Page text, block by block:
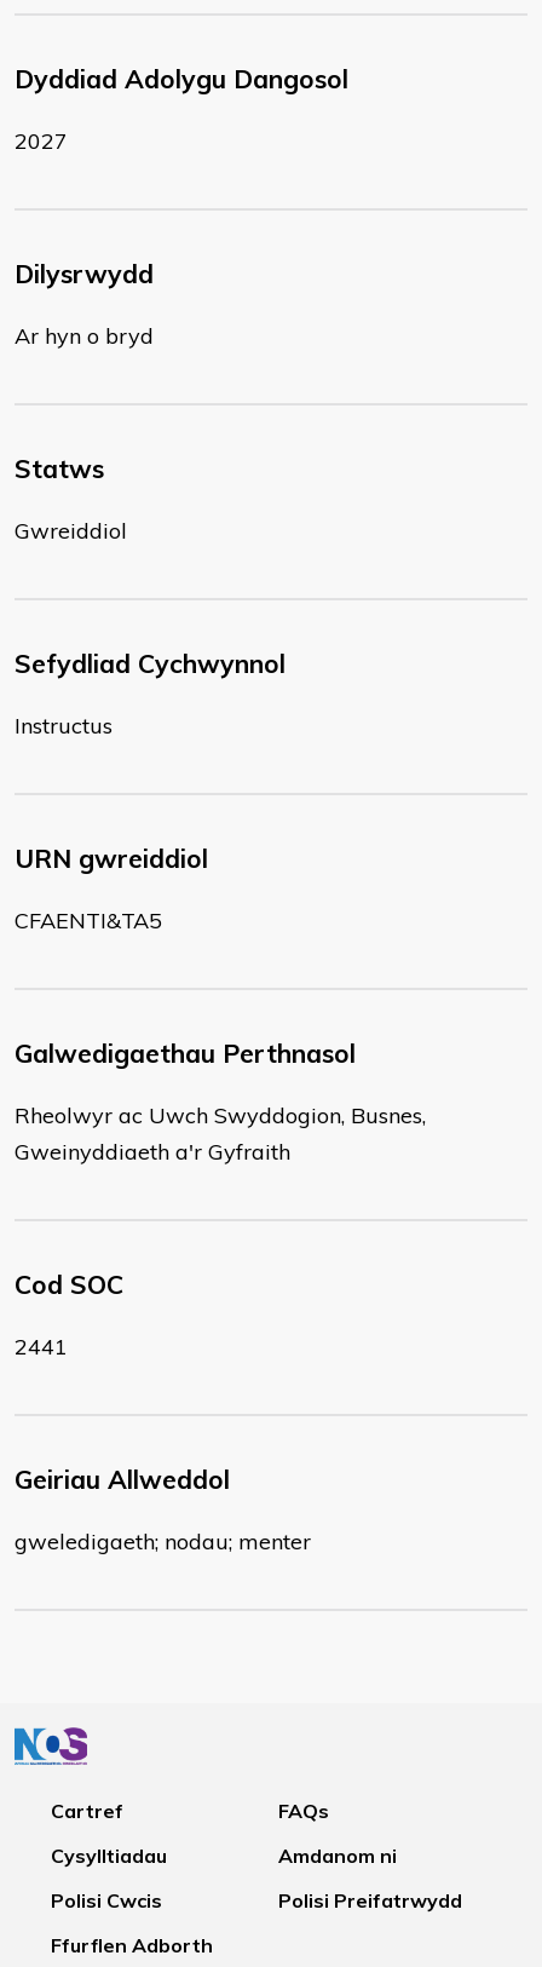
Dyddiad Adolygu Dangosol
2027
Dilysrwydd
Ar hyn o bryd
Statws
Gwreiddiol
Sefydliad Cychwynnol
Instructus
URN gwreiddiol
CFAENTI&TA5
Galwedigaethau Perthnasol
Rheolwyr ac Uwch Swyddogion, Busnes,
Gweinyddiaeth a'r Gyfraith
Cod SOC
2441
Geiriau Allweddol
gweledigaeth; nodau; menter
Cartref
FAQs
Cysylltiadau
Amdanom ni
Polisi Cwcis
Polisi Preifatrwydd
Ffurflen Adborth